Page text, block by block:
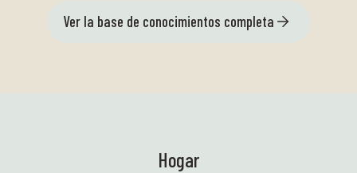
Ver la base de conocimientos completa
Hogar